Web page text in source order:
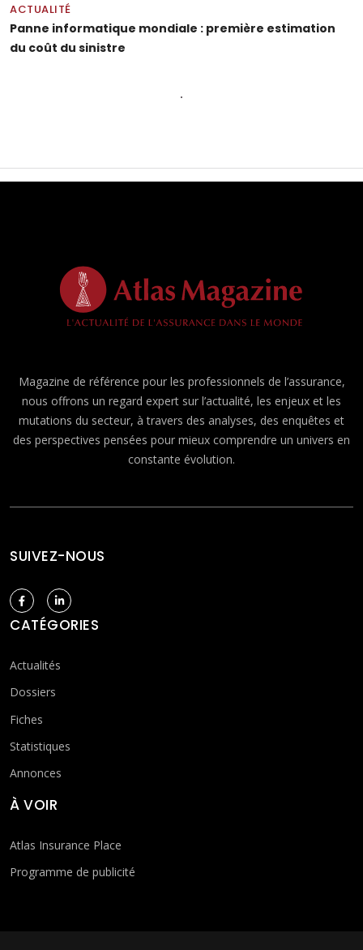
ACTUALITÉ
Panne informatique mondiale : première estimation
du coût du sinistre
Magazine de référence pour les professionnels de l’assurance,
nous offrons un regard expert sur l’actualité, les enjeux et les
mutations du secteur, à travers des analyses, des enquêtes et
des perspectives pensées pour mieux comprendre un univers en
constante évolution.
SUIVEZ-NOUS
CATÉGORIES
Actualités
Dossiers
Fiches
Statistiques
Annonces
À VOIR
Atlas Insurance Place
Programme de publicité